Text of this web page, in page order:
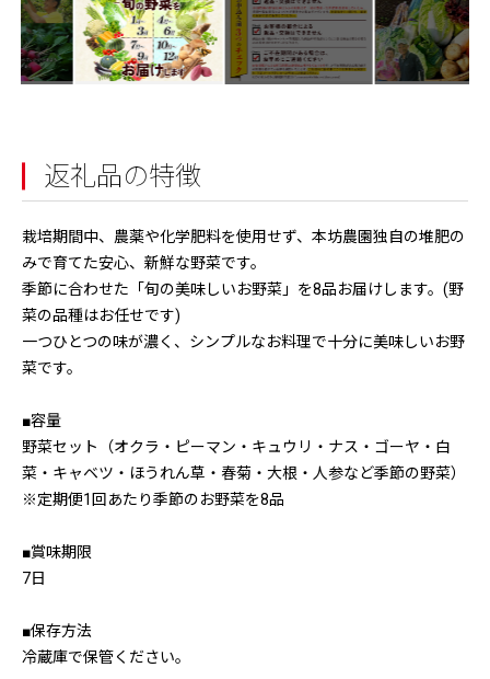
返礼品の特徴
栽培期間中、農薬や化学肥料を使用せず、本坊農園独自の堆肥の
みで育てた安心、新鮮な野菜です。
季節に合わせた「旬の美味しいお野菜」を8品お届けします。(野
菜の品種はお任せです)
一つひとつの味が濃く、シンプルなお料理で十分に美味しいお野
菜です。
■容量
野菜セット（オクラ・ピーマン・キュウリ・ナス・ゴーヤ・白
菜・キャベツ・ほうれん草・春菊・大根・人参など季節の野菜）
※定期便1回あたり季節のお野菜を8品
■賞味期限
7日
■保存方法
冷蔵庫で保管ください。